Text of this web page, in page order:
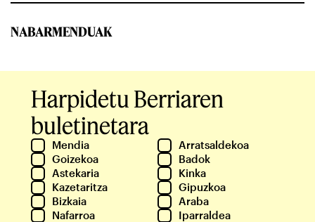
NABARMENDUAK
Harpidetu Berriaren
buletinetara
Mendia
Arratsaldekoa
Goizekoa
Badok
Astekaria
Kinka
Kazetaritza
Gipuzkoa
Bizkaia
Araba
Nafarroa
Iparraldea